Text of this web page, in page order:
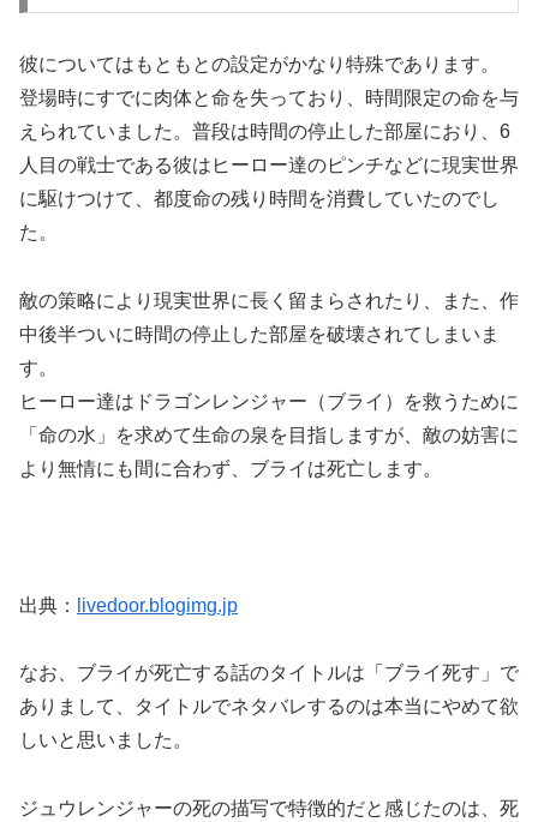
彼についてはもともとの設定がかなり特殊であります。
登場時にすでに肉体と命を失っており、時間限定の命を与
えられていました。普段は時間の停止した部屋におり、6
人目の戦士である彼はヒーロー達のピンチなどに現実世界
に駆けつけて、都度命の残り時間を消費していたのでし
た。
敵の策略により現実世界に長く留まらされたり、また、作
中後半ついに時間の停止した部屋を破壊されてしまいま
す。
ヒーロー達はドラゴンレンジャー（ブライ）を救うために
「命の水」を求めて生命の泉を目指しますが、敵の妨害に
より無情にも間に合わず、ブライは死亡します。
出典： livedoor.blogimg.jp
なお、ブライが死亡する話のタイトルは「ブライ死す」で
ありまして、タイトルでネタバレするのは本当にやめて欲
しいと思いました。
ジュウレンジャーの死の描写で特徴的だと感じたのは、死